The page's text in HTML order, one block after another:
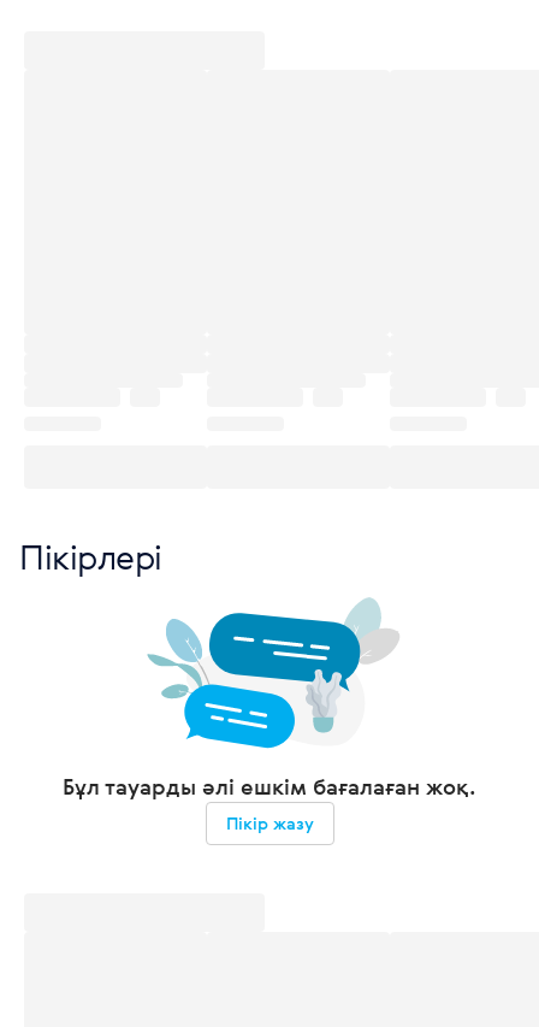
Пікірлері
Бұл тауарды әлі ешкім бағалаған жоқ.
Пікір жазу